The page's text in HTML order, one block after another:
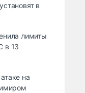
в
лимиты
в 13
на